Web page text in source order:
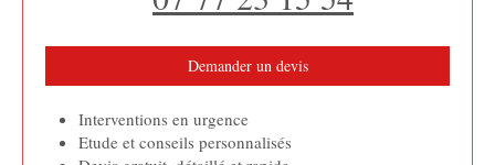
Demander un devis
Interventions en urgence
Etude et conseils personnalisés